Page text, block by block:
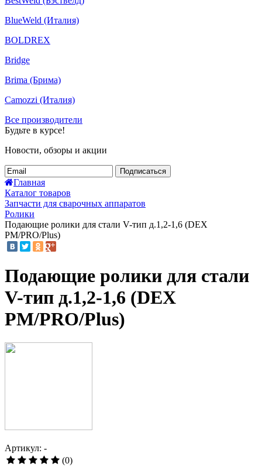
BlueWeld (Италия)
BOLDREX
Bridge
Brima (Брима)
Camozzi (Италия)
Все производители
Будьте в курсе!
Новости, обзоры и акции
Подписаться
Главная
Каталог товаров
Запчасти для сварочных аппаратов
Ролики
Подающие ролики для стали V-тип д.1,2-1,6 (DEX
PM/PRO/Plus)
Подающие ролики для стали
V-тип д.1,2-1,6 (DEX
PM/PRO/Plus)
Артикул: -
(0)